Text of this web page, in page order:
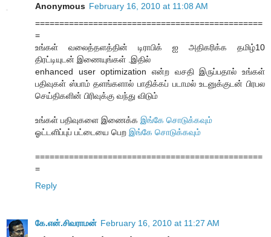
Anonymous February 16, 2010 at 11:08 AM
===============================================
=
உங்கள் வலைத்தளத்தின் டிராபிக் ஐ அதிகரிக்க தமிழ்10
திரட்டியுடன் இணையுங்கள் .இதில்
enhanced user optimization என்ற வசதி இருப்பதால் உங்கள்
பதிவுகள் ஸ்பாம் தளங்களால் பாதிக்கப் படாமல் உடனுக்குடன் பிரபல
செய்திகளின் பிரிவுக்கு வந்து விடும்
உங்கள் பதிவுகளை இணைக்க இங்கே சொடுக்கவும்
ஓட்டளிப்புப் பட்டையை பெற இங்கே சொடுக்கவும்
===============================================
=
Reply
கே.என்.சிவராமன் February 16, 2010 at 11:27 AM